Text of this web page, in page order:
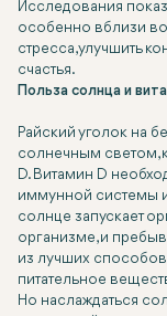
Исследования
особенно вблизи
стресса, улучшить
счастья.
Польза солнца и
Райский уголок на
солнечным светом,
D. Витамин D
иммунной системы
солнце запускает
организме, и
из лучших
питательное
Но наслаждаться